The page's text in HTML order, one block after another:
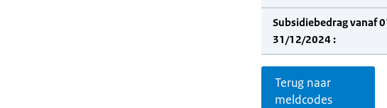
Subsidiebedrag vanaf
31/12/2024 :
Terug naar
meldcodes